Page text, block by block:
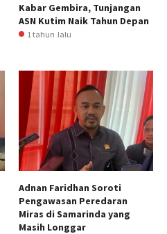
Kabar Gembira, Tunjangan
ASN Kutim Naik Tahun Depan
1 tahun lalu
Adnan Faridhan Soroti
Pengawasan Peredaran
Miras di Samarinda yang
Masih Longgar